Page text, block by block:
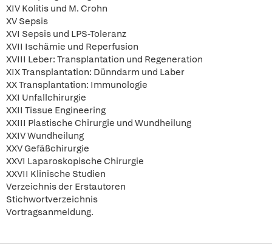
XIV Kolitis und M. Crohn
XV Sepsis
XVI Sepsis und LPS-Toleranz
XVII Ischämie und Reperfusion
XVIII Leber: Transplantation und Regeneration
XIX Transplantation: Dünndarm und Laber
XX Transplantation: Immunologie
XXI Unfallchirurgie
XXII Tissue Engineering
XXIII Plastische Chirurgie und Wundheilung
XXIV Wundheilung
XXV Gefäßchirurgie
XXVI Laparoskopische Chirurgie
XXVII Klinische Studien
Verzeichnis der Erstautoren
Stichwortverzeichnis
Vortragsanmeldung.